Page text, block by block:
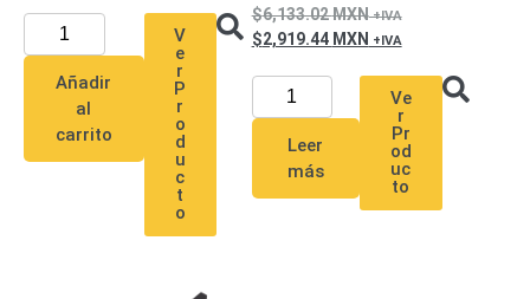
Robots e
Industrial
Cámaras
Industriales
Energía
Adaptadores
Baterías
Añadir
al
carrito
V
e
r
P
r
o
d
u
c
t
o
6,133.02MXN
2,919.44 MXN
Leer
más
Ve
r
Pr
od
uc
to